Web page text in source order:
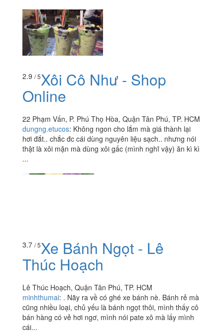
2.9 / 5Xôi Cô Như - Shop
Online
22 Phạm Vấn, P. Phú Thọ Hòa, Quận Tân Phú, TP. HCM
dungng.etucos: Không ngon cho lắm mà giá thành lại
hơi đắt.. chắc đc cái dùng nguyên liệu sạch.. nhưng nói
thật là xôi mặn mà dùng xôi gấc (mình nghĩ vậy) ăn kì kì
...
3.7 / 5Xe Bánh Ngọt - Lê
Thúc Hoạch
Lê Thúc Hoạch, Quận Tân Phú, TP. HCM
minhthumai: . Nãy ra về có ghé xe bánh nè. Bánh rẻ mà
cũng nhiều loại, chủ yếu là bánh ngọt thôi, mình thấy cô
bán hàng có vẻ hơi ngơ, mình nói pate xô mà lấy mình
cái...